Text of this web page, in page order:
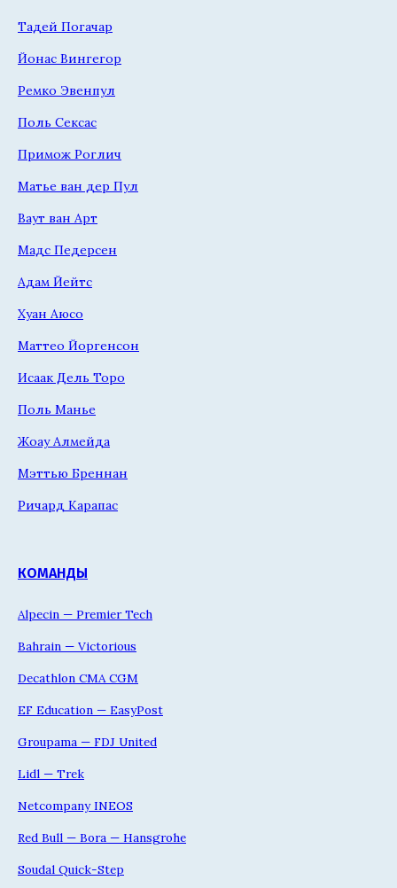
Тадей Погачар
Йонас Вингегор
Ремко Эвенпул
Поль Сексас
Примож Роглич
Матье ван дер Пул
Ваут ван Арт
Мадс Педерсен
Адам Йейтс
Хуан Аюсо
Маттео Йоргенсон
Исаак Дель Торо
Поль Манье
Жоау Алмейда
Мэттью Бреннан
Ричард Карапас
КОМАНДЫ
Alpecin — Premier Tech
Bahrain — Victorious
Decathlon CMA CGM
EF Education — EasyPost
Groupama — FDJ United
Lidl — Trek
Netcompany INEOS
Red Bull — Bora — Hansgrohe
Soudal Quick-Step